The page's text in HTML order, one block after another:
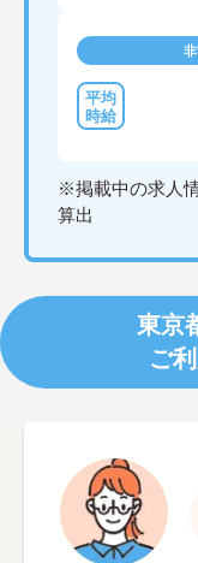
※掲載中の求人
算出
東京
ご